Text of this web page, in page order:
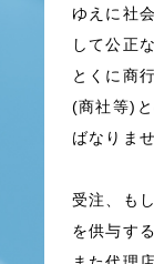
ゆえに社
して公正
とくに商
(商社等)
ばなりま
受注、も
を供与す